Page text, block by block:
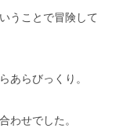
うことで冒険して
あらびっくり。
わせでした。